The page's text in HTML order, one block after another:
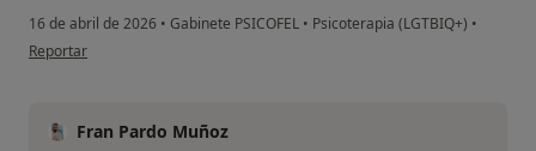
16 de abril de 2026 • Gabinete PSICOFEL • Psicoterapia (LGTBIQ+) •
en opinión del usuario Joan
Reportar
Fran Pardo Muñoz